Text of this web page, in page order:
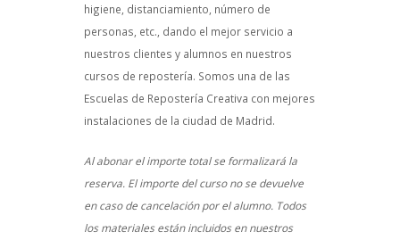
higiene, distanciamiento, número de
personas, etc., dando el mejor servicio a
nuestros clientes y alumnos en nuestros
cursos de repostería. Somos una de las
Escuelas de Repostería Creativa con mejores
instalaciones de la ciudad de Madrid.
Al abonar el importe total se formalizará la
reserva. El importe del curso no se devuelve
en caso de cancelación por el alumno. Todos
los materiales están incluidos en nuestros